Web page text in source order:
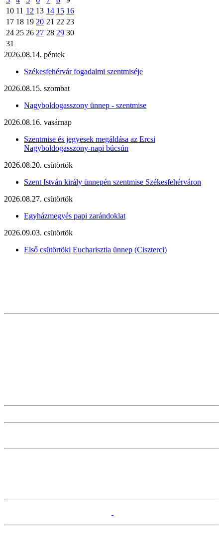
10 11 12 13 14 15 16
17 18 19 20 21 22 23
24 25 26 27 28 29 30
31
2026.08.14. péntek
Székesfehérvár fogadalmi szentmiséje
2026.08.15. szombat
Nagyboldogasszony ünnep - szentmise
2026.08.16. vasárnap
Szentmise és jegyesek megáldása az Ercsi
Nagyboldogasszony-napi búcsún
2026.08.20. csütörtök
Szent István király ünnepén szentmise Székesfehérváron
2026.08.27. csütörtök
Egyházmegyés papi zarándoklat
2026.09.03. csütörtök
Első csütörtöki Eucharisztia ünnep (Ciszterci)